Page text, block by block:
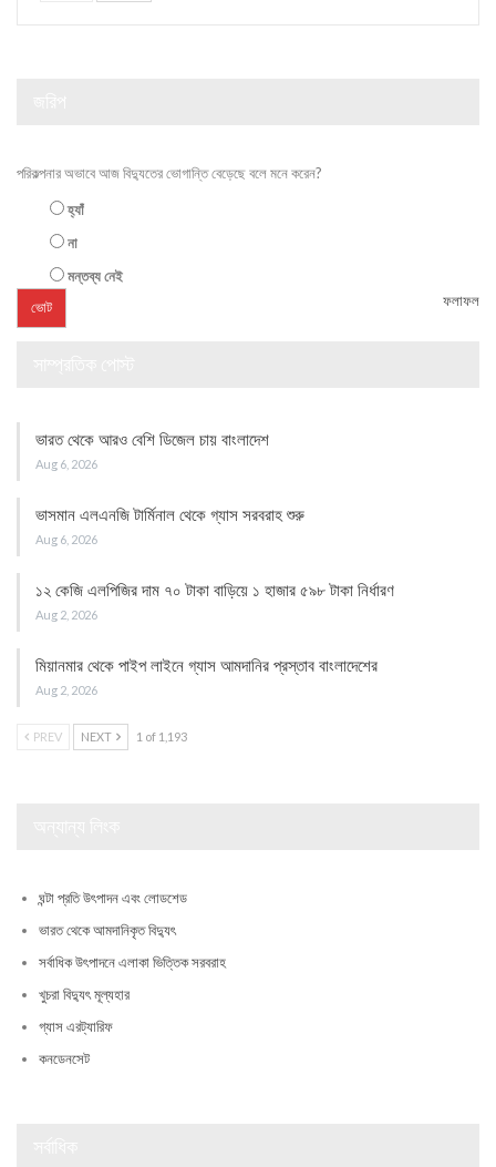
পরিকল্পনার অভাবে আজ বিদ্যুতের ভোগান্তি বেড়েছে বলে মনে করেন?
হ্যাঁ
না
মন্তব্য নেই
ফলাফল
ভারত থেকে আরও বেশি ডিজেল চায় বাংলাদেশ
Aug 6, 2026
ভাসমান এলএনজি টার্মিনাল থেকে গ্যাস সরবরাহ শুরু
Aug 6, 2026
১২ কেজি এলপিজির দাম ৭০ টাকা বাড়িয়ে ১ হাজার ৫৯৮ টাকা নির্ধারণ
Aug 2, 2026
মিয়ানমার থেকে পাইপ লাইনে গ্যাস আমদানির প্রস্তাব বাংলাদেশের
Aug 2, 2026
PREV NEXT 1 of 1,193
ঘন্টা প্রতি উৎপাদন এবং লোডশেড
ভারত থেকে আমদানিকৃত বিদ্যুৎ
সর্বাধিক উৎপাদনে এলাকা ভিত্তিক সরবরাহ
খুচরা বিদ্যুৎ মূল্যহার
গ্যাস এরট্যারিফ
কনডেনসেট